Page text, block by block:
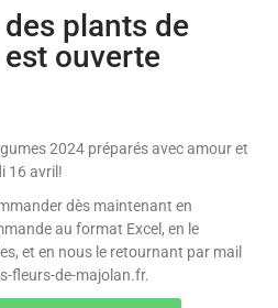
plants de
est ouverte
2024 préparés avec amour et
16 avril!
dès maintenant en
au format Excel, en le
et en nous le retournant par mail
fleurs-de-majolan.fr.